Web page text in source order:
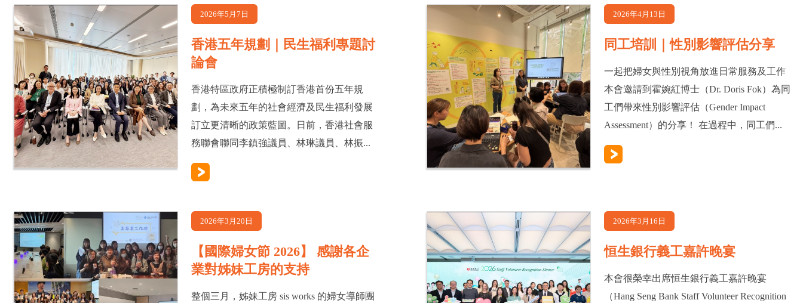
2026年5月7日
香港五年規劃｜民生福利專題討
論會
香港特區政府正積極制訂香港首份五年規
劃，為未來五年的社會經濟及民生福利發展
訂立更清晰的政策藍圖。日前，香港社會服
務聯會聯同李鎮強議員、林琳議員、林振...
2026年4月13日
同工培訓｜性別影響評估分享
一起把婦女與性別視角放進日常服務及工作
本會邀請到霍婉紅博士（Dr. Doris Fok）為同
工們帶來性別影響評估（Gender Impact
Assessment）的分享！ 在過程中，同工們...
2026年3月20日
【國際婦女節 2026】 感謝各企
業對姊妹工房的支持
整個三月，姊妹工房 sis works 的婦女導師團
2026年3月16日
恒生銀行義工嘉許晚宴
本會很榮幸出席恒生銀行義工嘉許晚宴
（Hang Seng Bank Staff Volunteer Recognition